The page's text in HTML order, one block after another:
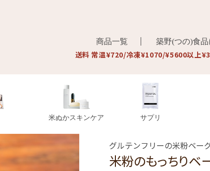
商品一覧 築野(つの)食
送料 常温¥720/冷凍¥1070/¥5600以上
米ぬかスキンケア サプリ
グルテンフリーの米粉ベー
米粉のもっちりベ